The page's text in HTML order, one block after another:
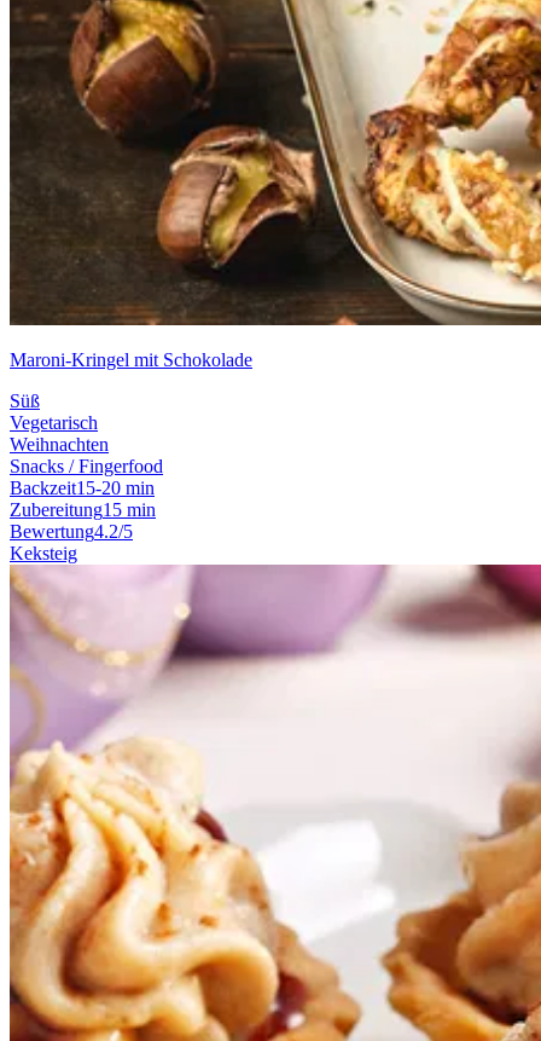
Maroni-Kringel mit Schokolade
Süß
Vegetarisch
Weihnachten
Snacks / Fingerfood
Backzeit15-20 min
Zubereitung15 min
Bewertung4.2/5
Keksteig